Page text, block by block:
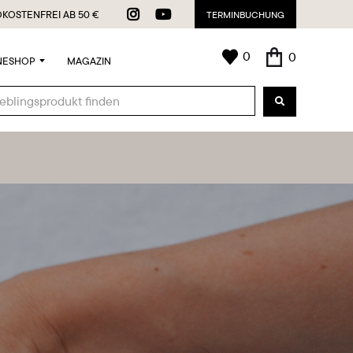
AB 50 €   TERMINBUCHUNG
MAGAZIN 0 0